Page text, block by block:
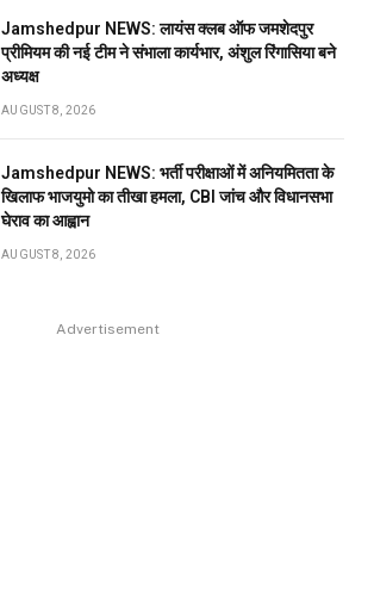
Jamshedpur NEWS: लायंस क्लब ऑफ जमशेदपुर
प्रीमियम की नई टीम ने संभाला कार्यभार, अंशुल रिंगासिया बने
अध्यक्ष
AUGUST 8, 2026
Jamshedpur NEWS: भर्ती परीक्षाओं में अनियमितता के
खिलाफ भाजयुमो का तीखा हमला, CBI जांच और विधानसभा
घेराव का आह्वान
AUGUST 8, 2026
Advertisement